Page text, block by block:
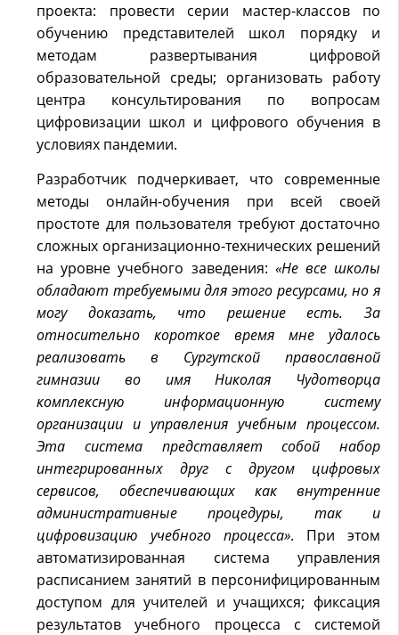
проекта: провести серии мастер-классов по
обучению представителей школ порядку и
методам развертывания цифровой
образовательной среды; организовать работу
центра консультирования по вопросам
цифровизации школ и цифрового обучения в
условиях пандемии.
Разработчик подчеркивает, что современные
методы онлайн-обучения при всей своей
простоте для пользователя требуют достаточно
сложных организационно-технических решений
на уровне учебного заведения: «Не все школы
обладают требуемыми для этого ресурсами, но я
могу доказать, что решение есть. За
относительно короткое время мне удалось
реализовать в Сургутской православной
гимназии во имя Николая Чудотворца
комплексную информационную систему
организации и управления учебным процессом.
Эта система представляет собой набор
интегрированных друг с другом цифровых
сервисов, обеспечивающих как внутренние
административные процедуры, так и
цифровизацию учебного процесса». При этом
автоматизированная система управления
расписанием занятий в персонифицированным
доступом для учителей и учащихся; фиксация
результатов учебного процесса с системой